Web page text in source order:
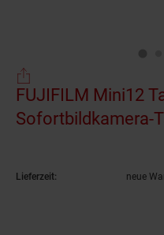
FUJIFILM Mini12
Sofortbildkamera-
Lieferzeit: neue